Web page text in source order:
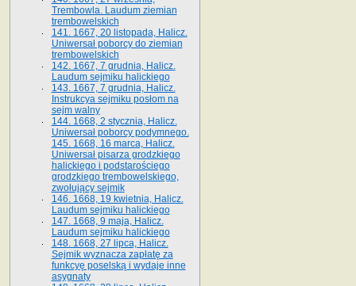
Trembowla. Laudum ziemian
trembowelskich
141. 1667, 20 listopada, Halicz.
Uniwersał poborcy do ziemian
trembowelskich
142. 1667, 7 grudnia, Halicz.
Laudum sejmiku halickiego
143. 1667, 7 grudnia, Halicz.
Instrukcya sejmiku posłom na
sejm walny
144. 1668, 2 stycznia, Halicz.
Uniwersał poborcy podymnego.
145. 1668, 16 marca, Halicz.
Uniwersał pisarza grodzkiego
halickiego i podstarościego
grodzkiego trembowelskiego,
zwołujący sejmik
146. 1668, 19 kwietnia, Halicz.
Laudum sejmiku halickiego
147. 1668, 9 maja, Halicz.
Laudum sejmiku halickiego
148. 1668, 27 lipca, Halicz.
Sejmik wyznacza zapłatę za
funkcyę poselską i wydaje inne
asygnaty